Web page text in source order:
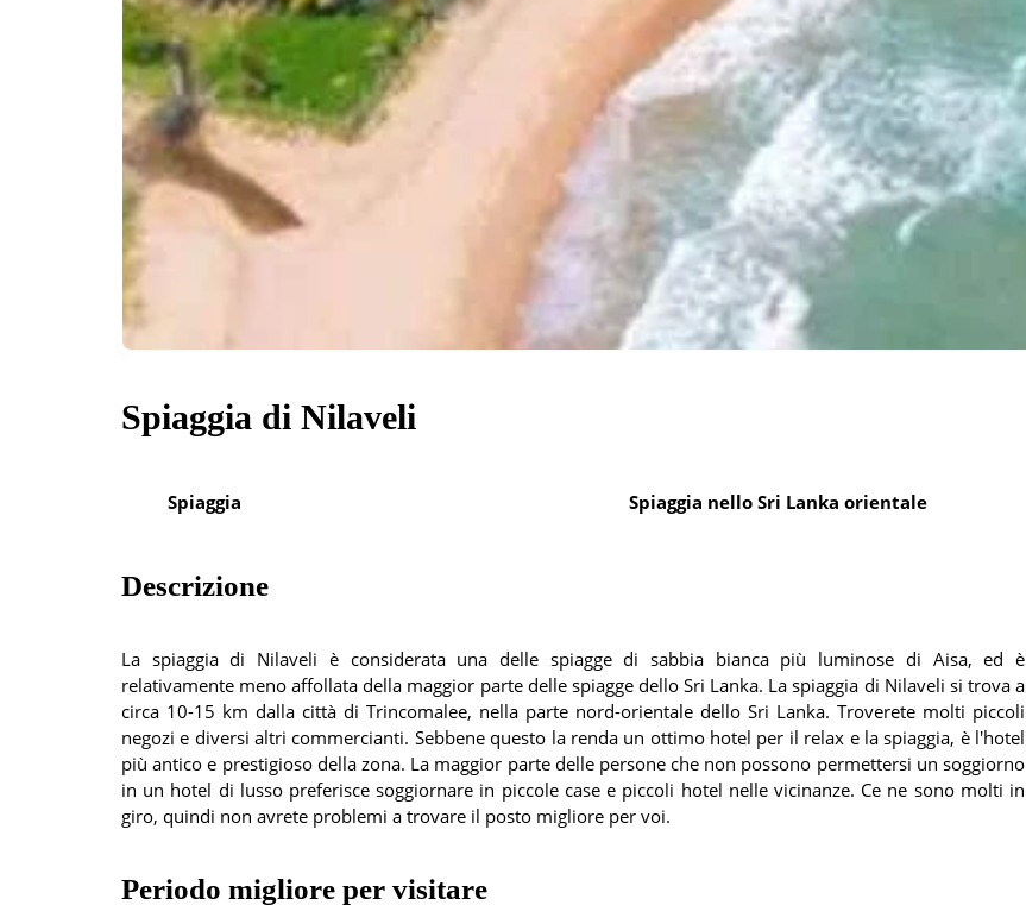
Spiaggia di Nilaveli
Spiaggia Spiaggia nello Sri Lanka orientale
Descrizione
La spiaggia di Nilaveli è considerata una delle spiagge di sabbia bianca più luminose di Aisa, ed è
relativamente meno affollata della maggior parte delle spiagge dello Sri Lanka. La spiaggia di Nilaveli si trova a
circa 10-15 km dalla città di Trincomalee, nella parte nord-orientale dello Sri Lanka. Troverete molti piccoli
negozi e diversi altri commercianti. Sebbene questo la renda un ottimo hotel per il relax e la spiaggia, è l'hotel
più antico e prestigioso della zona. La maggior parte delle persone che non possono permettersi un soggiorno
in un hotel di lusso preferisce soggiornare in piccole case e piccoli hotel nelle vicinanze. Ce ne sono molti in
giro, quindi non avrete problemi a trovare il posto migliore per voi.
Periodo migliore per visitare